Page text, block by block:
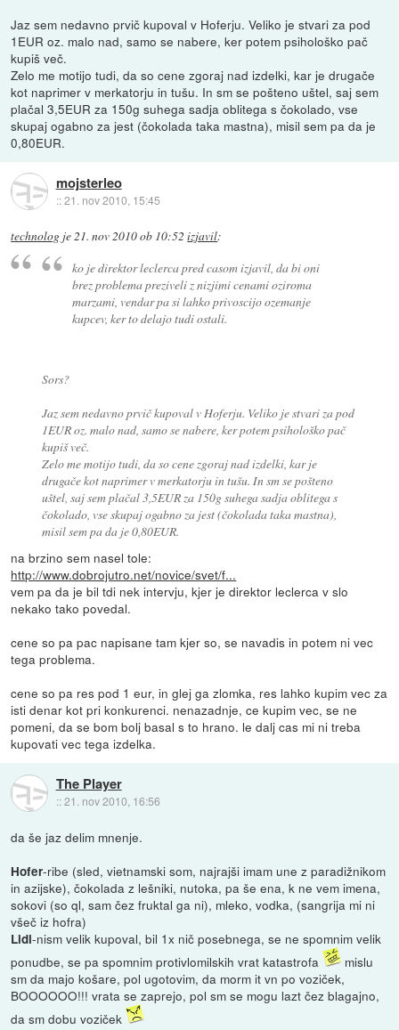
Jaz sem nedavno prvič kupoval v Hoferju. Veliko je stvari za pod
1EUR oz. malo nad, samo se nabere, ker potem psihološko pač
kupiš več.
Zelo me motijo tudi, da so cene zgoraj nad izdelki, kar je drugače
kot naprimer v merkatorju in tušu. In sm se pošteno uštel, saj sem
plačal 3,5EUR za 150g suhega sadja oblitega s čokolado, vse
skupaj ogabno za jest (čokolada taka mastna), misil sem pa da je
0,80EUR.
mojsterleo
::21. nov 2010, 15:45
technolog je21. nov 2010 ob 10:52 izjavil:
ko je direktor leclerca pred casom izjavil, da bi oni
brez problema preziveli z nizjimi cenami oziroma
marzami, vendar pa si lahko privoscijo ozemanje
kupcev, ker to delajo tudi ostali.
Sors?
Jaz sem nedavno prvič kupoval v Hoferju. Veliko je stvari za pod
1EUR oz. malo nad, samo se nabere, ker potem psihološko pač
kupiš več.
Zelo me motijo tudi, da so cene zgoraj nad izdelki, kar je
drugače kot naprimer v merkatorju in tušu. In sm se pošteno
uštel, saj sem plačal 3,5EUR za 150g suhega sadja oblitega s
čokolado, vse skupaj ogabno za jest (čokolada taka mastna),
misil sem pa da je 0,80EUR.
na brzino sem nasel tole:
http://www.dobrojutro.net/novice/svet/f...
vem pa da je bil tdi nek intervju, kjer je direktor leclerca v slo
nekako tako povedal.
cene so pa pac napisane tam kjer so, se navadis in potem ni vec
tega problema.
cene so pa res pod 1 eur, in glej ga zlomka, res lahko kupim vec za
isti denar kot pri konkurenci. nenazadnje, ce kupim vec, se ne
pomeni, da se bom bolj basal s to hrano. le dalj cas mi ni treba
kupovati vec tega izdelka.
The Player
::21. nov 2010, 16:56
da še jaz delim mnenje.
Hofer-ribe (sled, vietnamski som, najrajši imam une z paradižnikom
in azijske), čokolada z lešniki, nutoka, pa še ena, k ne vem imena,
sokovi (so ql, sam čez fruktal ga ni), mleko, vodka, (sangrija mi ni
všeč iz hofra)
Lidl-nism velik kupoval, bil 1x nič posebnega, se ne spomnim velik
ponudbe, se pa spomnim protivlomilskih vrat katastrofa
mislu
sm da majo košare, pol ugotovim, da morm it vn po voziček,
BOOOOOO!!! vrata se zaprejo, pol sm se mogu lazt čez blagajno,
da sm dobu voziček